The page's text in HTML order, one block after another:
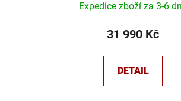
Expedice zboží za 3-6
31 990 Kč
DETAIL